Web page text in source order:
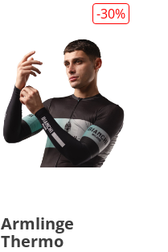
-30%
Armlinge
Thermo